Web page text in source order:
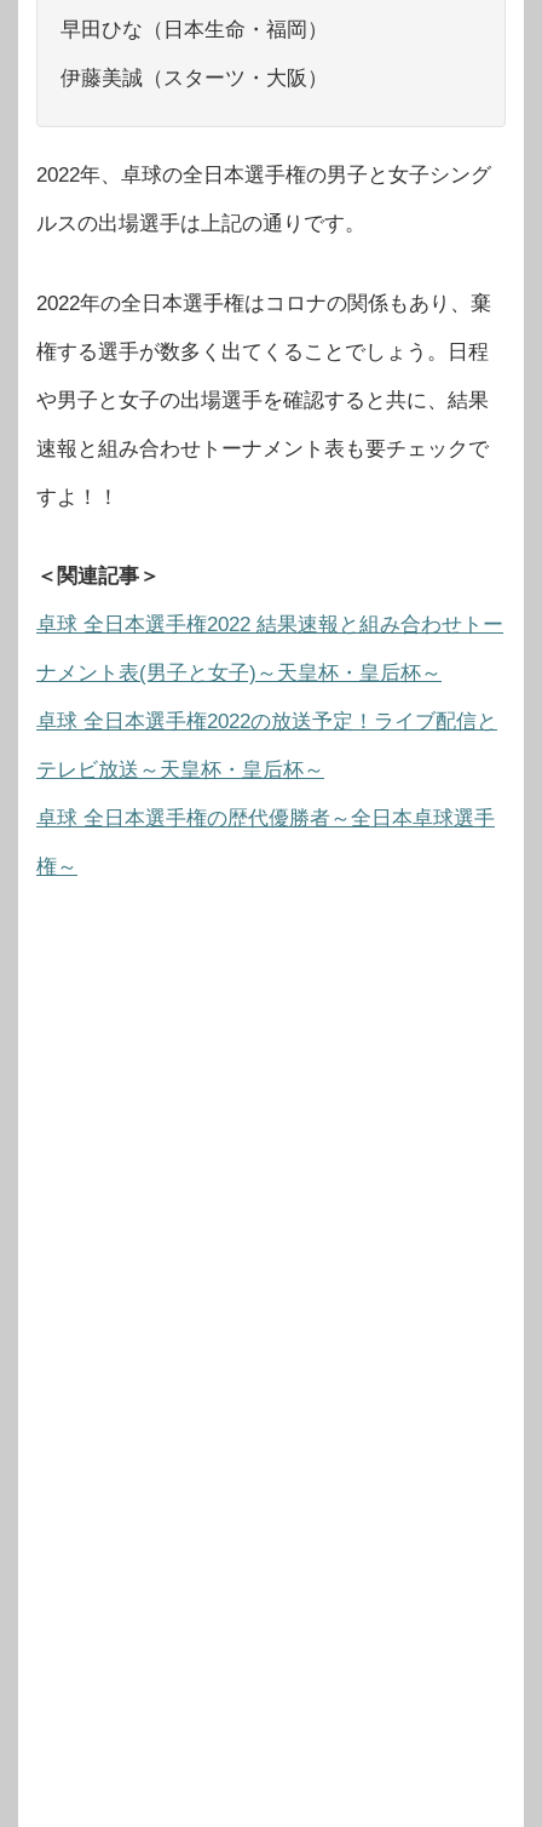
早田ひな（日本生命・福岡）
伊藤美誠（スターツ・大阪）
2022年、卓球の全日本選手権の男子と女子シング
ルスの出場選手は上記の通りです。
2022年の全日本選手権はコロナの関係もあり、棄
権する選手が数多く出てくることでしょう。日程
や男子と女子の出場選手を確認すると共に、結果
速報と組み合わせトーナメント表も要チェックで
すよ！！
＜関連記事＞
卓球 全日本選手権2022 結果速報と組み合わせトー
ナメント表(男子と女子)～天皇杯・皇后杯～
卓球 全日本選手権2022の放送予定！ライブ配信と
テレビ放送～天皇杯・皇后杯～
卓球 全日本選手権の歴代優勝者～全日本卓球選手
権～